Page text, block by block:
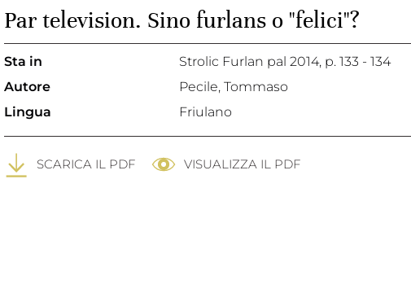
Par television. Sino furlans o "felici"?
Sta in Strolic Furlan pal 2014, p. 133 - 134
Autore
Pecile, Tommaso
Lingua
Friulano
SCARICA IL PDF VISUALIZZA IL PDF